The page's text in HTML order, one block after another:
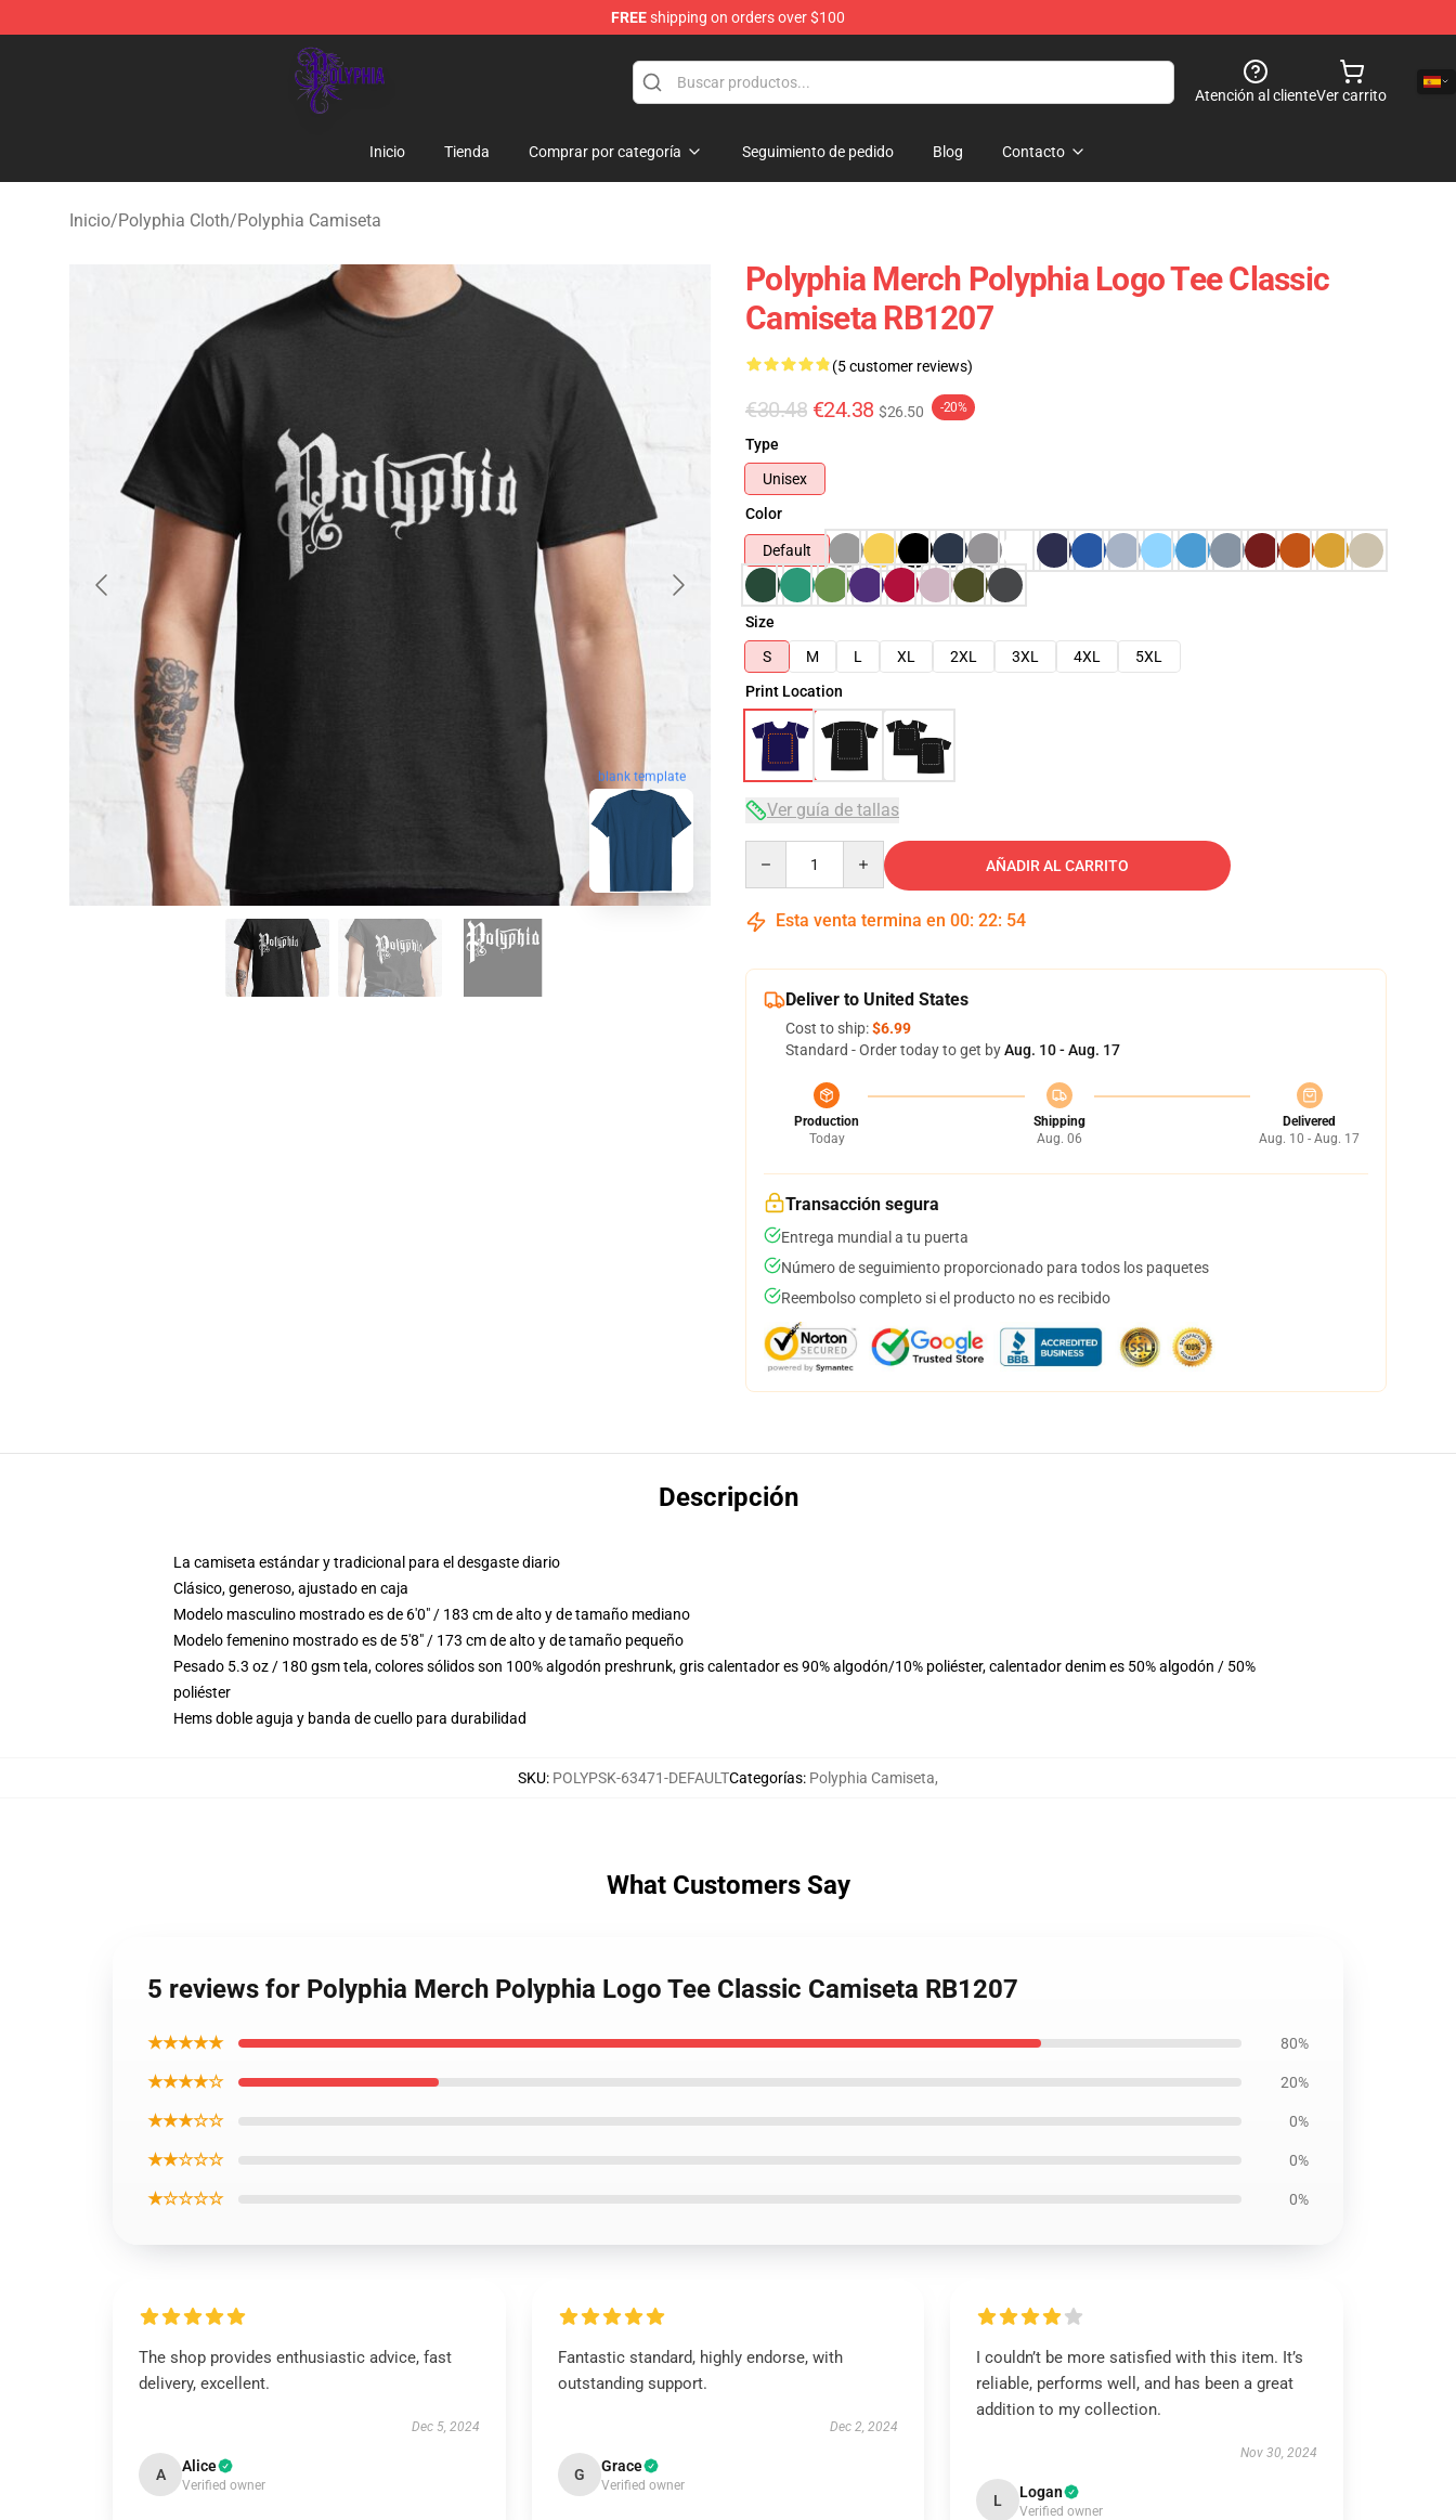
FREEshipping on orders over $100
Polyphia Shop - Official Polyphia Merchandise Store
Atención al clienteVer carrito
Inicio Tienda Comprar por categoría Seguimiento de pedido Blog Contacto
Inicio/Polyphia Cloth/Polyphia Camiseta
blank template
Polyphia Merch Polyphia Logo Tee Classic
Camiseta RB1207
(5 customer reviews)
€30.48 €24.38 $26.50 -20%
Type
Unisex
Color
Default
Size
S
M L XL 2XL 3XL 4XL
5XL
Print Location
Ver guía de tallas
AÑADIR AL CARRITO
Esta venta termina en 00: 22: 53
Deliver to United States
Cost to ship:$6.99
Standard - Order today to get byAug. 10 - Aug. 17
Production
Today
Shipping
Aug. 06
Delivered
Aug. 10 - Aug. 17
Transacción segura
Entrega mundial a tu puerta
Número de seguimiento proporcionado para todos los paquetes
Reembolso completo si el producto no es recibido
Descripción
La camiseta estándar y tradicional para el desgaste diario
Clásico, generoso, ajustado en caja
Modelo masculino mostrado es de 6'0" / 183 cm de alto y de tamaño mediano
Modelo femenino mostrado es de 5'8" / 173 cm de alto y de tamaño pequeño
Pesado 5.3 oz / 180 gsm tela, colores sólidos son 100% algodón preshrunk, gris calentador es 90% algodón/10% poliéster, calentador denim es 50% algodón / 50%
poliéster
Hems doble aguja y banda de cuello para durabilidad
SKU: POLYPSK-63471-DEFAULTCategorías: Polyphia Camiseta,
What Customers Say
5 reviews for Polyphia Merch Polyphia Logo Tee Classic Camiseta RB1207
★★★★★ 80%
★★★★☆ 20%
★★★☆☆ 0%
★★☆☆☆ 0%
★☆☆☆☆ 0%
The shop provides enthusiastic advice, fast
delivery, excellent.
Dec 5, 2024
A Alice
Verified owner
Fantastic standard, highly endorse, with
outstanding support.
Dec 2, 2024
G Grace
Verified owner
I couldn’t be more satisfied with this item. It’s
reliable, performs well, and has been a great
addition to my collection.
Nov 30, 2024
L Logan
Verified owner